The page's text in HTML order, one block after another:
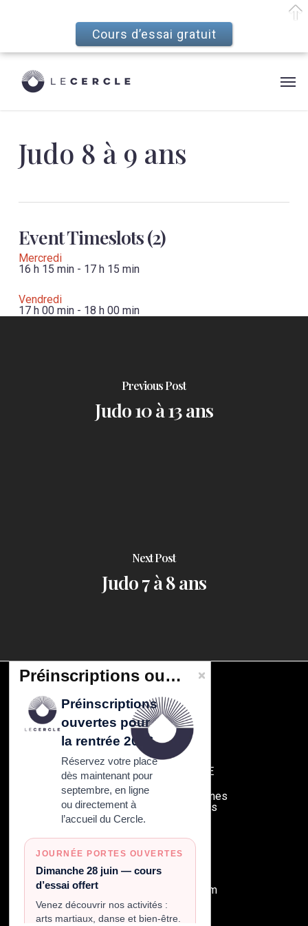
Skip
main
content
Judo 8 à 9 ans
Event Timeslots (2)
Mercredi
16 h 15 min- 17 h 15 min
Vendredi
17 h 00 min- 18 h 00 min
Previous Post
Judo 10 à 13 ans
Next Post
Judo 7 à 8 ans
CONTACT
Cercle Tissier
108 rue de Fontenay
94300 Vincennes
SAS au capital de 6000 E
Metro 1 Chateau de Vincennes
Bus 124 et 118
et d'autres
RER A Vincennes
Telephone:
01 43 28 29 90
Mail:
contact@cercletissier.com
Menu
Cours d’essai gratuit
Préinscriptions ouvertes pour la rentrée 2026
Préinscriptions
ouvertes pour
la rentrée 2026
Réservez votre place
dès maintenant pour
septembre, en ligne
ou directement à
l’accueil du Cercle.
JOURNÉE PORTES OUVERTES
Dimanche 28 juin — cours
d’essai offert
Venez découvrir nos activités :
arts martiaux, danse et bien-être.